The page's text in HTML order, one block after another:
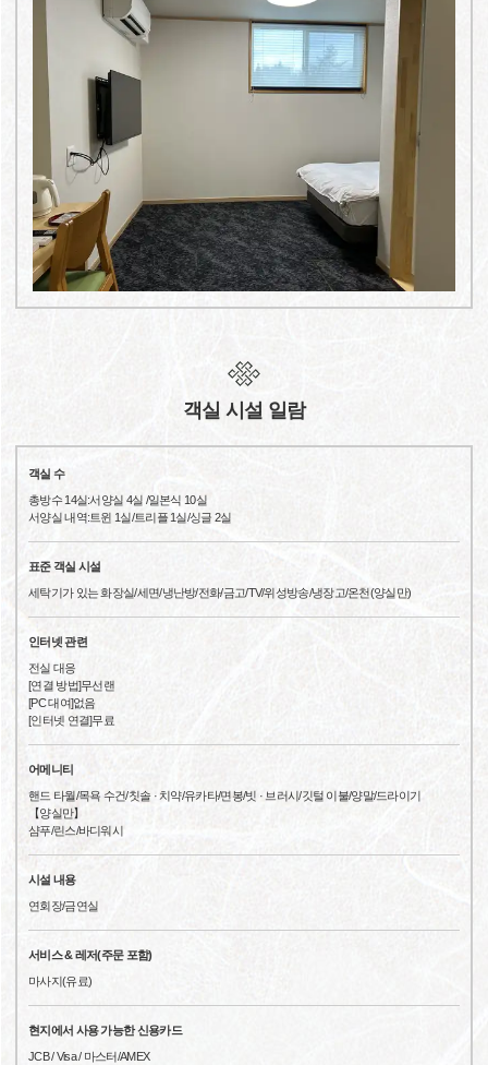
객실 시설 일람
객실 수
총방수 14실:서양실 4실 /일본식 10실
서양실 내역:트윈 1실/트리플 1실/싱글 2실
표준 객실 시설
세탁기가 있는 화장실/세면/냉난방/전화/금고/TV/위성방송/냉장고/온천(양실만)
인터넷 관련
전실 대응
[연결 방법]무선랜
[PC 대여]없음
[인터넷 연결]무료
어메니티
핸드 타월/목욕 수건/칫솔 · 치약/유카타/면봉/빗 · 브러시/깃털 이불/양말/드라이기
【양실만】
샴푸/린스/바디워시
시설 내용
연회장/금연실
서비스 & 레저(주문 포함)
마사지(유료)
현지에서 사용 가능한 신용카드
JCB / Visa / 마스터/AMEX